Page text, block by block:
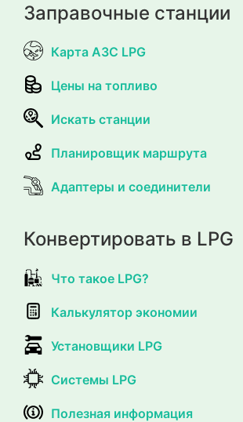
Заправочные станции
Карта АЗС LPG
Цены на топливо
Искать станции
Планировщик маршрута
Адаптеры и соединители
Конвертировать в LPG
Что такое LPG?
Калькулятор экономии
Установщики LPG
Системы LPG
Полезная информация